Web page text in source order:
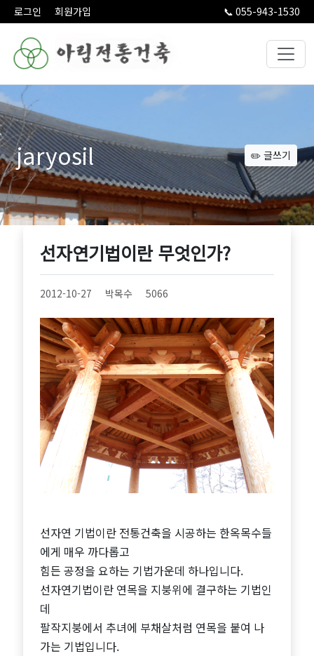
로그인 회원가입 📞 055-943-1530
jaryosil ✏️ 글쓰기
선자연기법이란 무엇인가?
2012-10-27 박목수 5066
선자연 기법이란 전통건축을 시공하는 한옥목수들
에게 매우 까다롭고
힘든 공정을 요하는 기법가운데 하나입니다.
선자연기법이란 연목을 지붕위에 결구하는 기법인
데
팔작지붕에서 추녀에 부채살처럼 연목을 붙여 나
가는 기법입니다.